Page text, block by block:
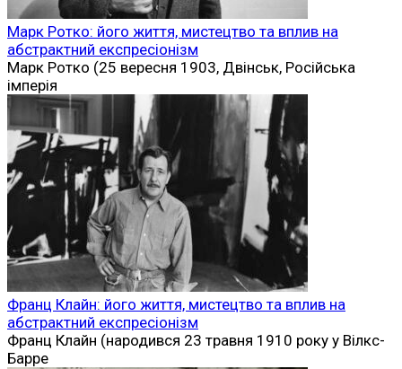
Марк Ротко: його життя, мистецтво та вплив на
абстрактний експресіонізм
Марк Ротко (25 вересня 1903, Двінськ, Російська
імперія
Франц Клайн: його життя, мистецтво та вплив на
абстрактний експресіонізм
Франц Клайн (народився 23 травня 1910 року у Вілкс-
Барре